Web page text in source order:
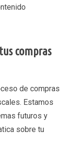
compras
de compras
Estamos
futuros y
sobre tu